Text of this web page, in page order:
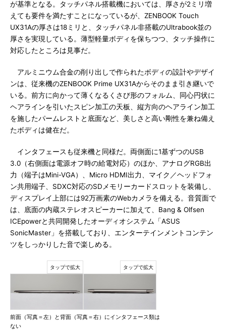
が基準となる。タッチパネル搭載機においては、厚さが2ミリ増
えても要件を満たすことになっているが、ZENBOOK Touch
UX31Aの厚さは18ミリと、タッチパネル非搭載のUltrabook並の
厚さを実現している。薄型軽量ボディを保ちつつ、タッチ操作に
対応したところは見事だ。
アルミニウム合金の削り出しで作られたボディの設計やデザイ
ンは、従来機のZENBOOK Prime UX31Aからそのまま引き継いで
いる。前方に向かって薄くなるくさび形のフォルム、同心円状に
ヘアラインを引いたスピン加工の天板、縦方向のヘアライン加工
を施したパームレストと底面など、美しさと高い剛性を兼ね備え
たボディは健在だ。
インタフェースも従来機と同様だ。両側面に1基ずつのUSB
3.0（右側面は電源オフ時の給電対応）のほか、アナログRGB出
力（端子はMini-VGA）、Micro HDMI出力、マイク／ヘッドフォ
ン共用端子、SDXC対応のSDメモリーカードスロットを装備し、
ディスプレイ上部には92万画素のWebカメラを備える。音質面で
は、底面の内蔵ステレオスピーカーに加えて、Bang & Olfsen
ICEpowerと共同開発したオーディオシステム「ASUS
SonicMaster」を搭載しており、エンターテインメントコンテン
ツをしっかりした音で楽しめる。
前面（写真＝左）と背面（写真＝右）にインタフェース類は
ない